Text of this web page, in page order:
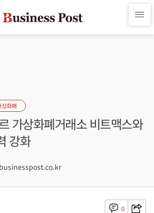
상화폐
가상화폐거래소 비트맥스와
강화
0